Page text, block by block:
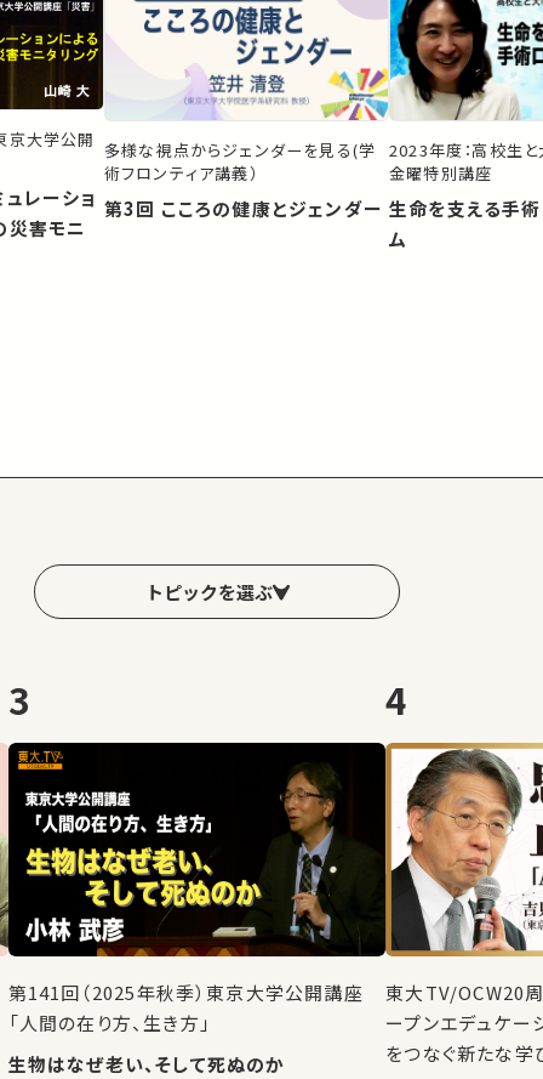
京大学公開
レーショ
災害モニ
多様な視点からジェンダーを見る(学
術フロンティア講義）
第3回 こころの健康とジェンダー
2023年度：高校生
金曜特別講座
生命を支える手
ム
トピックを選ぶ
3
第141回（2025年秋季）東京大学公開講座
「人間の在り方、生き方」
生物はなぜ老い、そして死ぬのか
4
東大TV/OCW20
ープンエデュケー
をつなぐ新たな学